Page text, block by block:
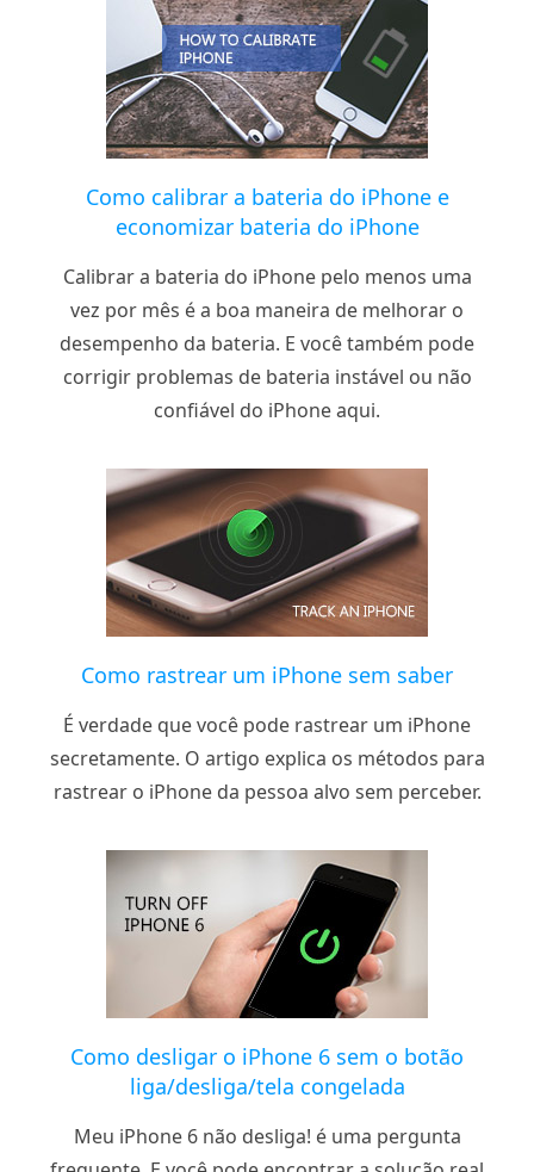
Como calibrar a bateria do iPhone e
economizar bateria do iPhone
Calibrar a bateria do iPhone pelo menos uma
vez por mês é a boa maneira de melhorar o
desempenho da bateria. E você também pode
corrigir problemas de bateria instável ou não
confiável do iPhone aqui.
Como rastrear um iPhone sem saber
É verdade que você pode rastrear um iPhone
secretamente. O artigo explica os métodos para
rastrear o iPhone da pessoa alvo sem perceber.
Como desligar o iPhone 6 sem o botão
liga/desliga/tela congelada
Meu iPhone 6 não desliga! é uma pergunta